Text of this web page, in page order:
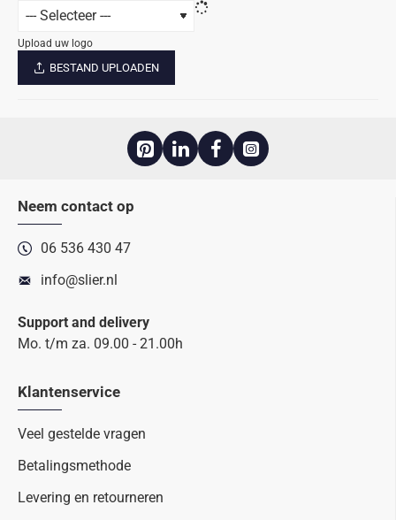
Upload uw logo
BESTAND UPLOADEN
Neem contact op
06 536 430 47
info@slier.nl
Support and delivery
Mo. t/m za. 09.00 - 21.00h
Klantenservice
Veel gestelde vragen
Betalingsmethode
Levering en retourneren